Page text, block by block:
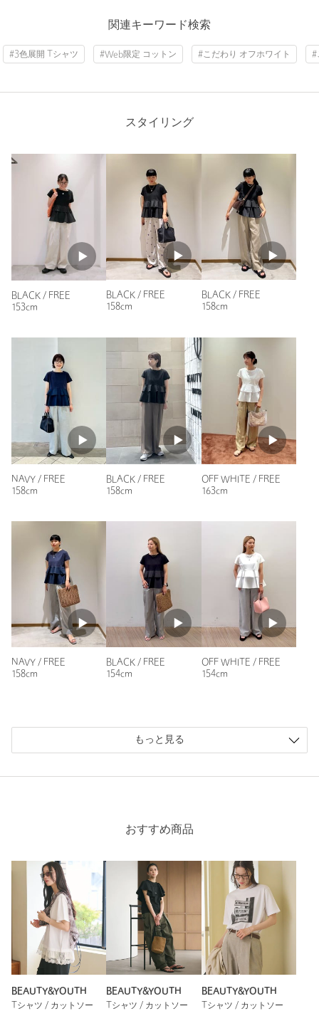
ニックネーム： ちい
購入サイズ：FREE
｜
購入カラー：BLACK
です！広がりが着膨れするかなと心配でしたが、丈が短いので
女性
40代前半
164cm
普段の着用サイズ：
4人が参考になったと回答
参考になった
ニックネーム： さゆ吉
投稿日： 2026年7月25日
購入サイズ：FREE
購入カラー：NAVY
購入商品のサイズ感：
ちょうどよい
前から気になっていました。セールになりましたので購入しま
性別：
160cm
普段の着用サイズ：
2人が参考になったと回答
参考になった
購入サイズ：FREE
購入商品のサイズ感：ちょうどよい
ましたが、ペプラム部分は薄手で柔らかいシャツのような素材
で、商品写真ほどツヤ感がありませんでした。また上半分のフ
ていたりとカジュアル見えするデザインで、全体的にカジュア
ルな印象だったので買う前の印象と異なりました。
でもペプラム部分は意外と皺にならず、洗濯もできますし、こ
れはこれで酷暑の夏に使いやすいデザインカットソーかと思い
ました。お尻が隠れる長さで、いろんなボトムスにも合わせや
すいと思いますし、着方によって綺麗めにもカジュアルにも見
えると思います。
性別：
年代：40代前半
身長： 156cm
関連キーワード検索
#3色展開 Tシャツ #Web限定 コットン #こだわり オフホワイト #
スタイリング
BLACK / FREE
153cm
BLACK / FREE
158cm
BLACK / FREE
158cm
NAVY / FREE
158cm
BLACK / FREE
158cm
OFF WHITE / FREE
163cm
NAVY / FREE
158cm
BLACK / FREE
154cm
OFF WHITE / FREE
154cm
もっと見る
おすすめ商品
BEAUTY&YOUTH
Tシャツ / カットソー
BEAUTY&YOUTH
Tシャツ / カットソー
BEAUTY&YOUTH
Tシャツ / カットソー